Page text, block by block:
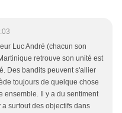
Luc André (chacun son
retrouve son unité est
Des bandits peuvent s'allier
toujours de quelque chose
ensemble. Il y a du sentiment
surtout des objectifs dans